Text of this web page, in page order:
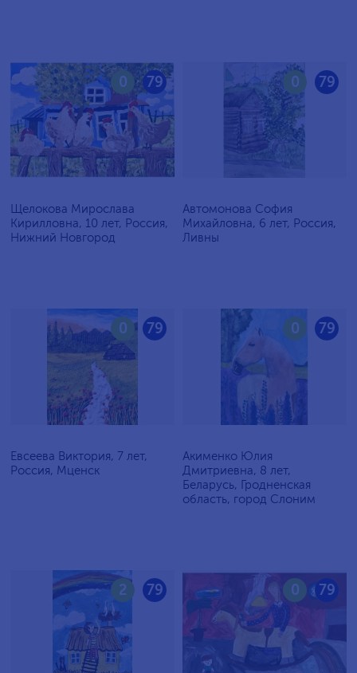
79
0
Щелокова Мирослава
Кирилловна, 10 лет, Россия,
Нижний Новгород
79
0
Автомонова София
Михайловна, 6 лет, Россия,
Ливны
79
0
Евсеева Виктория, 7 лет,
Россия, Мценск
79
0
Акименко Юлия
Дмитриевна, 8 лет,
Беларусь, Гродненская
область, город Слоним
79
2 79
0